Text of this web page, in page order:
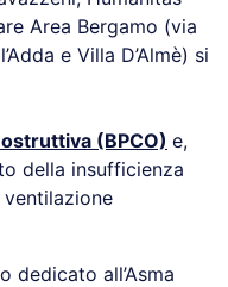
Area Bergamo (via
e Villa D’Almè) si
(BPCO) e,
della insufficienza
dedicato all’Asma